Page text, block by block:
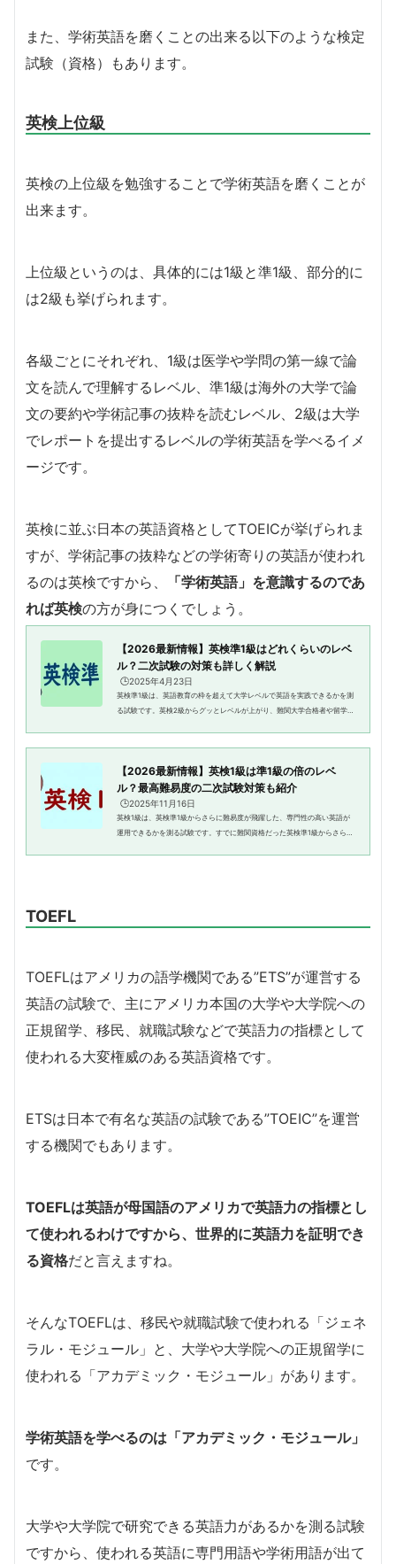
また、学術英語を磨くことの出来る以下のような検定
試験（資格）もあります。
英検上位級
英検の上位級を勉強することで学術英語を磨くことが
出来ます。
上位級というのは、具体的には1級と準1級、部分的に
は2級も挙げられます。
各級ごとにそれぞれ、1級は医学や学問の第一線で論
文を読んで理解するレベル、準1級は海外の大学で論
文の要約や学術記事の抜粋を読むレベル、2級は大学
でレポートを提出するレベルの学術英語を学べるイメ
ージです。
英検に並ぶ日本の英語資格としてTOEICが挙げられま
すが、学術記事の抜粋などの学術寄りの英語が使われ
るのは英検ですから、
「学術英語」を意識するのであ
れば英検の方が身につくでしょう。
【2026最新情報】英検準1級はどれくらいのレベ
ル？二次試験の対策も詳しく解説
🕒️2025年4月23日
英検準1級は、英語教育の枠を超えて大学レベルで英語を実践できるかを測
る試験です。英検2級からグッとレベルが上がり、難関大学合格者や留学な
【2026最新情報】英検1級は準1級の倍のレベ
ル？最高難易度の二次試験対策も紹介
🕒️2025年11月16日
英検1級は、英検準1級からさらに難易度が飛躍した、専門性の高い英語が
運用できるかを測る試験です。すでに難関資格だった英検準1級からさらに
TOEFL
TOEFLはアメリカの語学機関である”ETS”が運営する
英語の試験で、主にアメリカ本国の大学や大学院への
正規留学、移民、就職試験などで英語力の指標として
使われる大変権威のある英語資格です。
ETSは日本で有名な英語の試験である”TOEIC”を運営
する機関でもあります。
TOEFLは英語が母国語のアメリカで英語力の指標とし
て使われるわけですから、世界的に英語力を証明でき
る資格だと言えますね。
そんなTOEFLは、移民や就職試験で使われる「ジェネ
ラル・モジュール」と、大学や大学院への正規留学に
使われる「アカデミック・モジュール」があります。
学術英語を学べるのは「アカデミック・モジュール」
です。
大学や大学院で研究できる英語力があるかを測る試験
ですから、使われる英語に専門用語や学術用語が出て